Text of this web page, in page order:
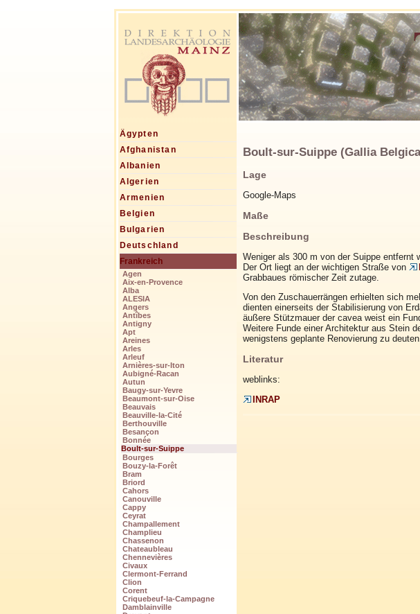
Ägypten
Afghanistan
Albanien
Algerien
Armenien
Belgien
Bulgarien
Deutschland
Frankreich
Agen
Aix-en-Provence
Alba
ALESIA
Angers
Antîbes
Antigny
Apt
Areines
Arles
Arleuf
Arnières-sur-Iton
Aubigné-Racan
Autun
Baugy-sur-Yevre
Beaumont-sur-Oise
Beauvais
Beauville-la-Cité
Berthouville
Besançon
Bonnée
Boult-sur-Suippe
Bourges
Bouzy-la-Forêt
Bram
Briord
Cahors
Canouville
Cappy
Ceyrat
Champallement
Champlieu
Chassenon
Chateaubleau
Chennevières
Civaux
Clermont-Ferrand
Clion
Corent
Criquebeuf-la-Campagne
Damblainville
Boult-sur-Suippe (Gallia
Lage
Google-Maps
Maße
Beschreibung
Weniger als 300 m von der Suippe entfernt
Der Ort liegt an der wichtigen Straße von
Grabbaues römischer Zeit zutage.
Von den Zuschauerrängen erhielten sich
dienten einerseits der Stabilisierung von
äußere Stützmauer der cavea weist ein
Weitere Funde einer Architektur aus Stein
wenigstens geplante Renovierung zu
Literatur
weblinks:
INRAP